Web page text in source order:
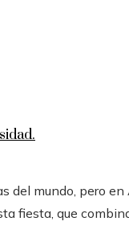
del mundo, pero
fiesta, que